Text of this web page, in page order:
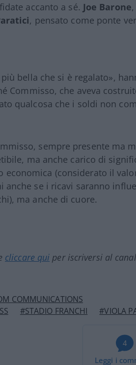
accanto a sé. Joe Barone,
, pensato come ponte
bella che si è regalato»,
Commisso, che aveva
qualcosa che i soldi non
sempre presente ma
ma anche carico di
economica (considerato il
se i ricavi saranno
ma anche di cuore.
cliccare qui per iscriversi al
COMMUNICATIONS
#STADIO FRANCHI #VIOLA
4
Leggi i